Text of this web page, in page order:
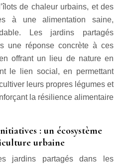
de chaleur urbains, et des
à une alimentation saine,
Les jardins partagés
une réponse concrète à ces
offrant un lieu de nature en
le lien social, en permettant
leurs propres légumes et
la résilience alimentaire
: un écosystème
urbaine
jardins partagés dans les